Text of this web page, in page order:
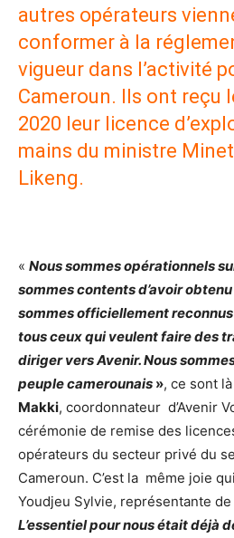
autres opérateurs
conformer à la
vigueur dans l’activité
Cameroun. Ils ont reçu
2020 leur licence
mains du ministre
Likeng.
« Nous sommes opérationnels
sommes contents d’avoir
sommes officiellement
tous ceux qui veulent faire des
diriger vers Avenir. Nous
peuple camerounais », ce sont
Makki, coordonnateur d’Avenir
cérémonie de remise des
opérateurs du secteur privé du
Cameroun. C’est la même joie
Youdjeu Sylvie, représentante de
L’essentiel pour nous était déjà